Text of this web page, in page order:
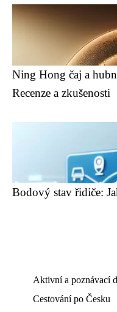
Ning Hong čaj a
Recenze a zkušenosti
Bodový stav řidiče:
Aktivní a poznávací
Cestování po Česku